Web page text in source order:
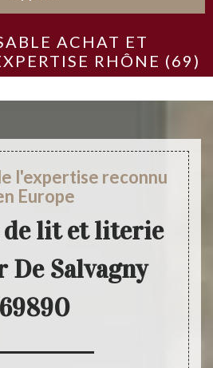
ACHAT ET
RHÔNE (69)
l'expertise reconnu
Europe
de lit et literie
De Salvagny
69890